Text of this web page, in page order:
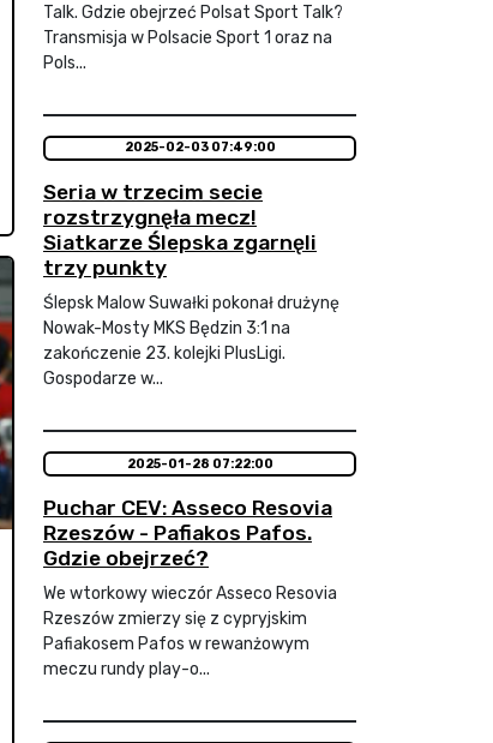
Talk. Gdzie obejrzeć Polsat Sport Talk?
Transmisja w Polsacie Sport 1 oraz na
Pols...
2025-02-03 07:49:00
Seria w trzecim secie
rozstrzygnęła mecz!
Siatkarze Ślepska zgarnęli
trzy punkty
Ślepsk Malow Suwałki pokonał drużynę
Nowak-Mosty MKS Będzin 3:1 na
zakończenie 23. kolejki PlusLigi.
Gospodarze w...
2025-01-28 07:22:00
Puchar CEV: Asseco Resovia
Rzeszów - Pafiakos Pafos.
Gdzie obejrzeć?
We wtorkowy wieczór Asseco Resovia
Rzeszów zmierzy się z cypryjskim
Pafiakosem Pafos w rewanżowym
meczu rundy play-o...